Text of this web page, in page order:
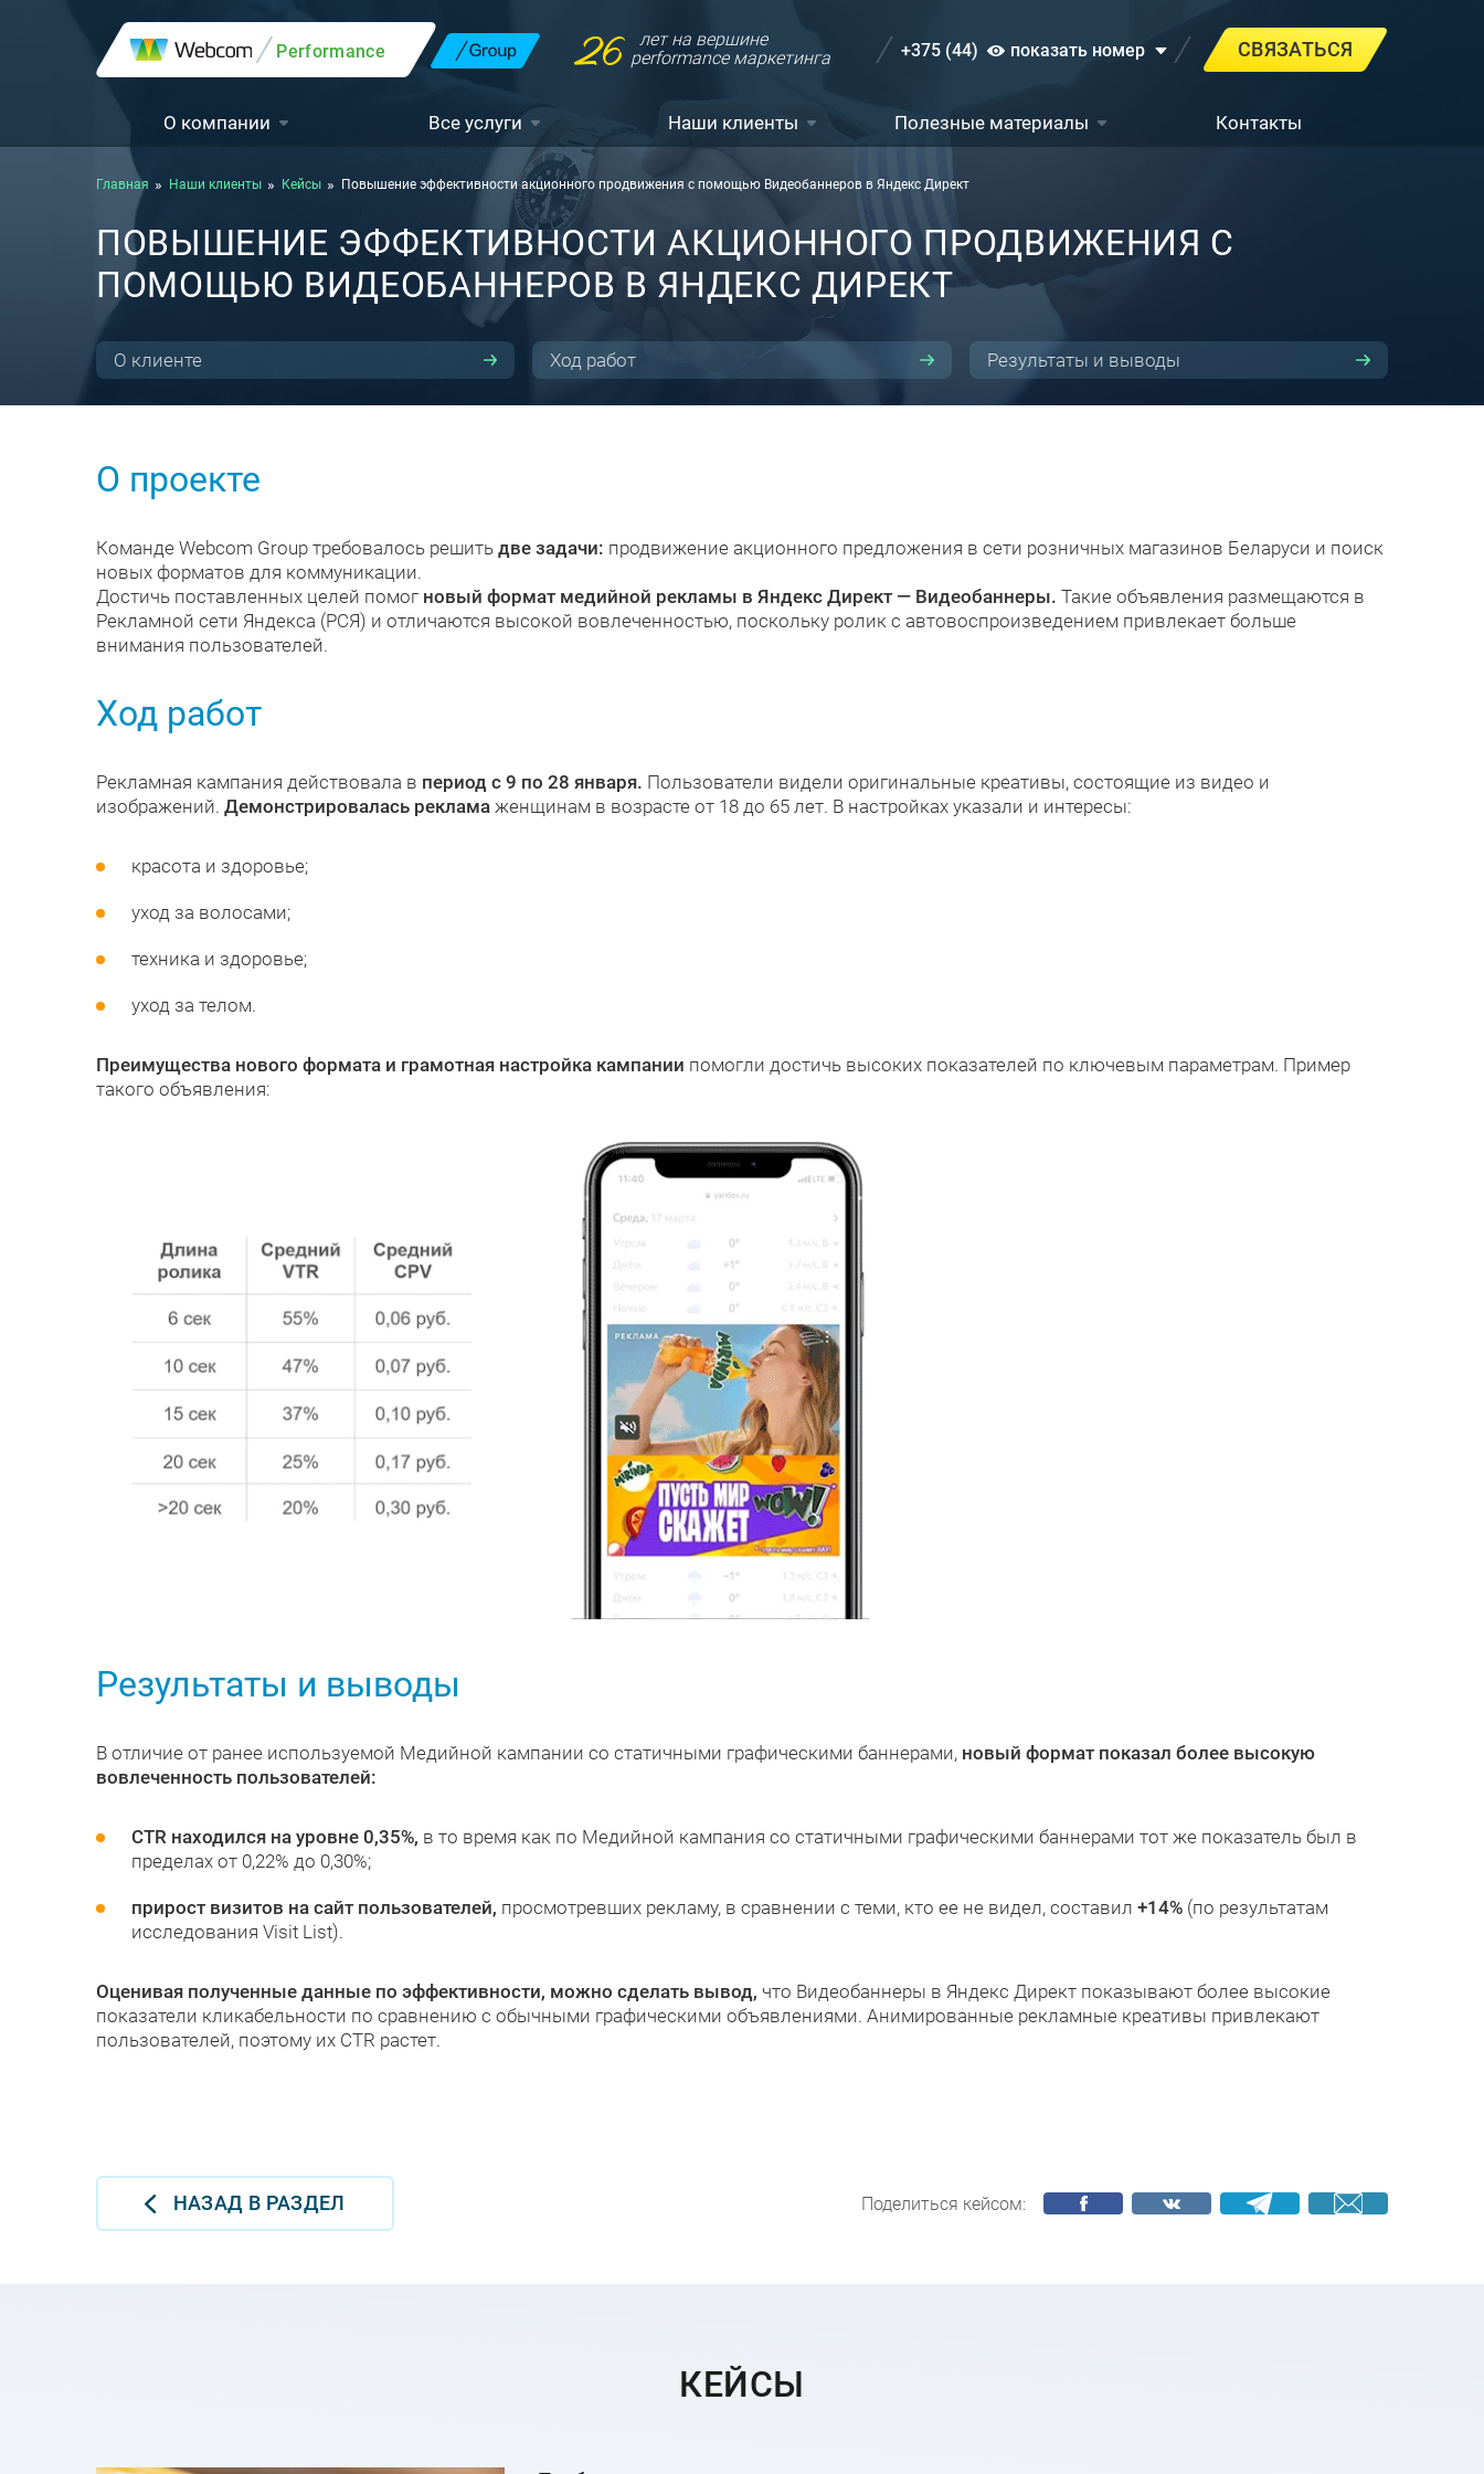
Performance 26
лет на вершине
performance маркетинга
+375 (44) показать номер СВЯЗАТЬСЯ
О компании Все услуги Наши клиенты Полезные материалы Контакты
Главная Наши клиенты Кейсы Повышение эффективности акционного продвижения с помощью Видеобаннеров в Яндекс Директ
ПОВЫШЕНИЕ ЭФФЕКТИВНОСТИ АКЦИОННОГО ПРОДВИЖЕНИЯ С
ПОМОЩЬЮ ВИДЕОБАННЕРОВ В ЯНДЕКС ДИРЕКТ
О клиенте Ход работ Результаты и выводы
О проекте
Команде Webcom Group требовалось решить две задачи: продвижение акционного предложения в сети розничных магазинов Беларуси и поиск
новых форматов для коммуникации.
Достичь поставленных целей помог новый формат медийной рекламы в Яндекс Директ — Видеобаннеры. Такие объявления размещаются в
Рекламной сети Яндекса (РСЯ) и отличаются высокой вовлеченностью, поскольку ролик с автовоспроизведением привлекает больше
внимания пользователей.
Ход работ
Рекламная кампания действовала в период с 9 по 28 января. Пользователи видели оригинальные креативы, состоящие из видео и
изображений. Демонстрировалась реклама женщинам в возрасте от 18 до 65 лет. В настройках указали и интересы:
красота и здоровье;
уход за волосами;
техника и здоровье;
уход за телом.
Преимущества нового формата и грамотная настройка кампании помогли достичь высоких показателей по ключевым параметрам. Пример
такого объявления:
Результаты и выводы
В отличие от ранее используемой Медийной кампании со статичными графическими баннерами, новый формат показал более высокую
вовлеченность пользователей:
CTR находился на уровне 0,35%, в то время как по Медийной кампания со статичными графическими баннерами тот же показатель был в
пределах от 0,22% до 0,30%;
прирост визитов на сайт пользователей, просмотревших рекламу, в сравнении с теми, кто ее не видел, составил +14% (по результатам
исследования Visit List).
Оценивая полученные данные по эффективности, можно сделать вывод, что Видеобаннеры в Яндекс Директ показывают более высокие
показатели кликабельности по сравнению с обычными графическими объявлениями. Анимированные рекламные креативы привлекают
пользователей, поэтому их CTR растет.
НАЗАД В РАЗДЕЛ Поделиться кейсом:
КЕЙСЫ